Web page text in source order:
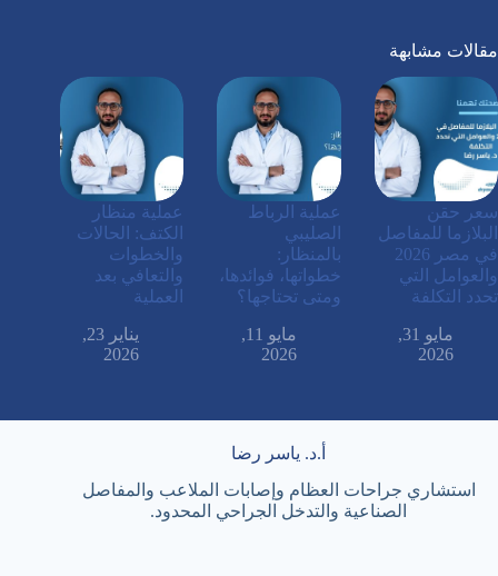
مقالات مشابهة
سعر حقن
البلازما للمفاصل
في مصر 2026
والعوامل التي
تحدد التكلفة
مايو 31,
2026
عملية الرباط
الصليبي
بالمنظار:
خطواتها، فوائدها،
ومتى تحتاجها؟
مايو 11,
2026
عملية منظار
الكتف: الحالات
والخطوات
والتعافي بعد
العملية
يناير 23,
2026
أ.د. ياسر رضا
استشاري جراحات العظام وإصابات الملاعب والمفاصل
الصناعية والتدخل الجراحي المحدود.